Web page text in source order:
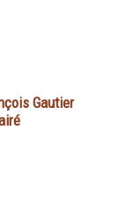
Gautier